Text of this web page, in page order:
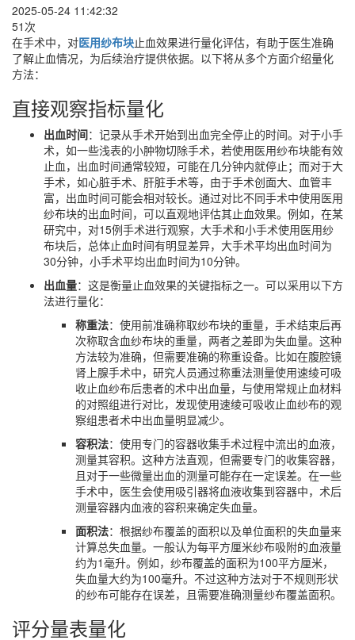
2025-05-24 11:42:32
51次
在手术中，对医用纱布块止血效果进行量化评估，有助于医生准确
了解止血情况，为后续治疗提供依据。以下将从多个方面介绍量化
方法：
直接观察指标量化
出血时间：记录从手术开始到出血完全停止的时间。对于小手
术，如一些浅表的小肿物切除手术，若使用医用纱布块能有效
止血，出血时间通常较短，可能在几分钟内就停止；而对于大
手术，如心脏手术、肝脏手术等，由于手术创面大、血管丰
富，出血时间可能会相对较长。通过对比不同手术中使用医用
纱布块的出血时间，可以直观地评估其止血效果。例如，在某
研究中，对15例手术进行观察，大手术和小手术使用医用纱
布块后，总体止血时间有明显差异，大手术平均出血时间为
30分钟，小手术平均出血时间为10分钟。
出血量：这是衡量止血效果的关键指标之一。可以采用以下方
法进行量化：
称重法：使用前准确称取纱布块的重量，手术结束后再
次称取含血纱布块的重量，两者之差即为失血量。这种
方法较为准确，但需要准确的称重设备。比如在腹腔镜
肾上腺手术中，研究人员通过称重法测量使用速绫可吸
收止血纱布后患者的术中出血量，与使用常规止血材料
的对照组进行对比，发现使用速绫可吸收止血纱布的观
察组患者术中出血量明显减少。
容积法：使用专门的容器收集手术过程中流出的血液，
测量其容积。这种方法直观，但需要专门的收集容器，
且对于一些微量出血的测量可能存在一定误差。在一些
手术中，医生会使用吸引器将血液收集到容器中，术后
测量容器内血液的容积来确定失血量。
面积法：根据纱布覆盖的面积以及单位面积的失血量来
计算总失血量。一般认为每平方厘米纱布吸附的血液量
约为1毫升。例如，纱布覆盖的面积为100平方厘米，
失血量大约为100毫升。不过这种方法对于不规则形状
的纱布可能存在误差，且需要准确测量纱布覆盖面积。
评分量表量化